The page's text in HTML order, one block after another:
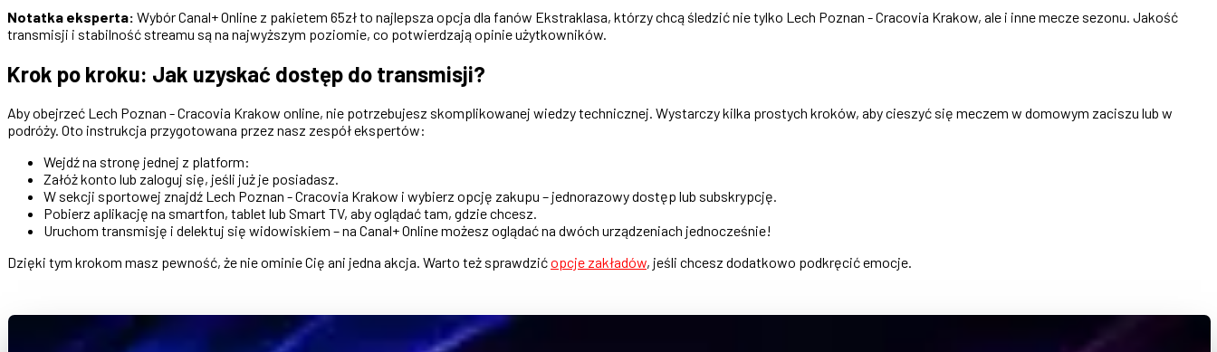
Notatka eksperta: Wybór Canal+ Online z pakietem 65zł to najlepsza opcja dla fanów Ekstraklasa, którzy chcą śledzić nie tylko Lech Poznan - Cracovia Krakow, ale i inne mecze sezonu. Jakość
transmisji i stabilność streamu są na najwyższym poziomie, co potwierdzają opinie użytkowników.
Krok po kroku: Jak uzyskać dostęp do transmisji?
Aby obejrzeć Lech Poznan - Cracovia Krakow online, nie potrzebujesz skomplikowanej wiedzy technicznej. Wystarczy kilka prostych kroków, aby cieszyć się meczem w domowym zaciszu lub w
podróży. Oto instrukcja przygotowana przez nasz zespół ekspertów:
Wejdź na stronę jednej z platform:
Załóż konto lub zaloguj się, jeśli już je posiadasz.
W sekcji sportowej znajdź Lech Poznan - Cracovia Krakow i wybierz opcję zakupu – jednorazowy dostęp lub subskrypcję.
Pobierz aplikację na smartfon, tablet lub Smart TV, aby oglądać tam, gdzie chcesz.
Uruchom transmisję i delektuj się widowiskiem – na Canal+ Online możesz oglądać na dwóch urządzeniach jednocześnie!
Dzięki tym krokom masz pewność, że nie ominie Cię ani jedna akcja. Warto też sprawdzićopcje zakładów, jeśli chcesz dodatkowo podkręcić emocje.